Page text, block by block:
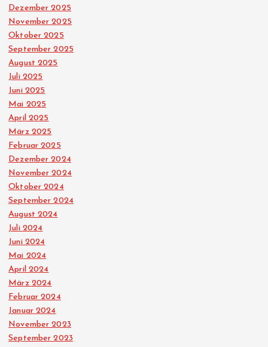
Dezember 2025
November 2025
Oktober 2025
September 2025
August 2025
Juli 2025
Juni 2025
Mai 2025
April 2025
März 2025
Februar 2025
Dezember 2024
November 2024
Oktober 2024
September 2024
August 2024
Juli 2024
Juni 2024
Mai 2024
April 2024
März 2024
Februar 2024
Januar 2024
November 2023
September 2023